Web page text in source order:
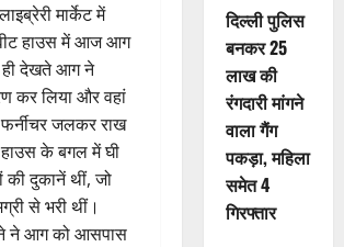
मार्केट में
हाउस में आज आग
देखते आग ने
कर लिया और वहां
जलकर राख
हाउस के बगल में घी
दुकानें थीं, जो
से भरी थीं।
ने आग को आसपास
दिल्ली पुलिस
बनकर 25
लाख की
रंगदारी मांगने
वाला गैंग
पकड़ा, महिला
समेत 4
गिरफ्तार